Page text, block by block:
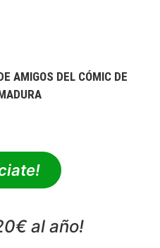
AMIGOS DEL CÓMIC DE
al año!